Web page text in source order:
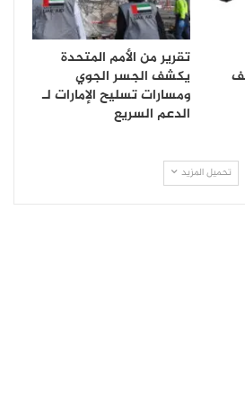
تقرير من الأمم المتحدة
يكشف الجسر الجوي
ومسارات تسليح الإمارات لـ
الدعم السريع
تحميل المزيد